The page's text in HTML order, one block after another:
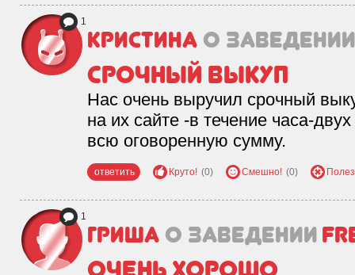
1
Кристина о заведении
Срочный выкуп
Нас очень выручил срочный
на их сайте -в течение часа-
всю оговоренную сумму.
ответить Круто! (0) Смешно! (0)
1
Гриша о заведении